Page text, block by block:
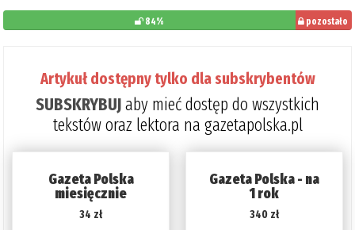
84%
pozostało
Artykuł dostępny tylko dla subskrybentów
SUBSKRYBUJaby mieć dostęp do wszystkich
tekstów oraz lektora na gazetapolska.pl
Gazeta Polska
miesięcznie
34 zł
Gazeta Polska - na
1 rok
340 zł